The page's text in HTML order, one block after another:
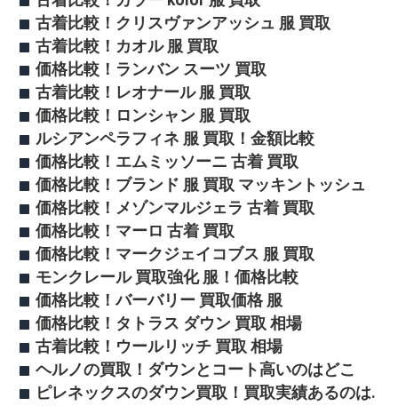
古着比較！クリスヴァンアッシュ 服 買取
古着比較！カオル 服 買取
価格比較！ランバン スーツ 買取
古着比較！レオナール 服 買取
価格比較！ロンシャン 服 買取
ルシアンペラフィネ 服 買取！金額比較
価格比較！エムミッソーニ 古着 買取
価格比較！ブランド 服 買取 マッキントッシュ
価格比較！メゾンマルジェラ 古着 買取
価格比較！マーロ 古着 買取
価格比較！マークジェイコブス 服 買取
モンクレール 買取強化 服！価格比較
価格比較！バーバリー 買取価格 服
価格比較！タトラス ダウン 買取 相場
古着比較！ウールリッチ 買取 相場
ヘルノの買取！ダウンとコート高いのはどこ
ピレネックスのダウン買取！買取実績あるのは.